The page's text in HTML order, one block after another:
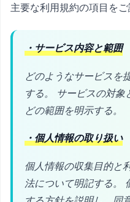
主要な利用規約の項目をご
・サービス内容と範囲
どのようなサービスを
する。 サービスの対象
どの範囲を明示する。
・個人情報の取り扱い
個人情報の収集目的と
法について明記する。